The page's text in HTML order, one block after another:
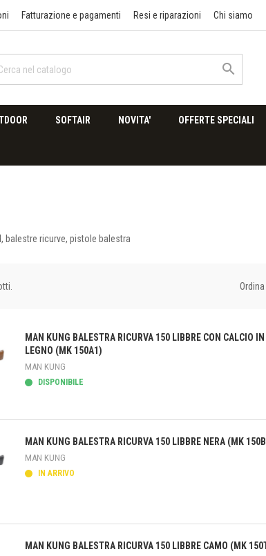
Fatturazione e pagamenti Resi e riparazioni Chi siamo

SOFTAIR NOVITA' OFFERTE SPECIALI
balestre ricurve, pistole balestra
MAN KUNG BALESTRA RICURVA 150 LIBBRE CON CALCIO IN
LEGNO (MK 150A1)
MAN KUNG
DISPONIBILE
MAN KUNG BALESTRA RICURVA 150 LIBBRE NERA (MK
MAN KUNG
IN ARRIVO
MAN KUNG BALESTRA RICURVA 150 LIBBRE CAMO (MK